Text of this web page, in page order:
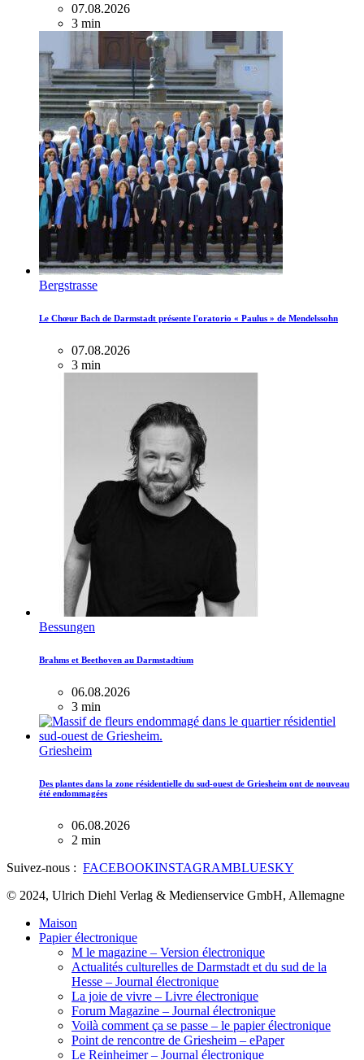
07.08.2026
3 min
Bergstrasse
Le Chœur Bach de Darmstadt présente l'oratorio « Paulus » de Mendelssohn
07.08.2026
3 min
Bessungen
Brahms et Beethoven au Darmstadtium
06.08.2026
3 min
Griesheim
Des plantes dans la zone résidentielle du sud-ouest de Griesheim ont de nouveau
été endommagées
06.08.2026
2 min
Suivez-nous : FACEBOOKINSTAGRAMBLUESKY
© 2024, Ulrich Diehl Verlag & Medienservice GmbH, Allemagne
Maison
Papier électronique
M le magazine – Version électronique
Actualités culturelles de Darmstadt et du sud de la
Hesse – Journal électronique
La joie de vivre – Livre électronique
Forum Magazine – Journal électronique
Voilà comment ça se passe – le papier électronique
Point de rencontre de Griesheim – ePaper
Le Reinheimer – Journal électronique